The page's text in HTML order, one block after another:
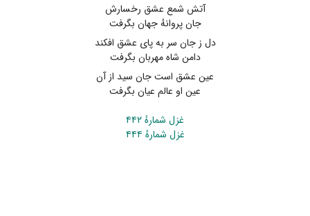
آتش شمع عشق رخسارش
جان پروانهٔ جهان بگرفت
دل ز جان سر به پای عشق افکند
دامن شاه مهربان بگرفت
عین عشق است جان سید از آن
عین او عالم عیان بگرفت
غزل شمارهٔ ۴۴۲
غزل شمارهٔ ۴۴۴